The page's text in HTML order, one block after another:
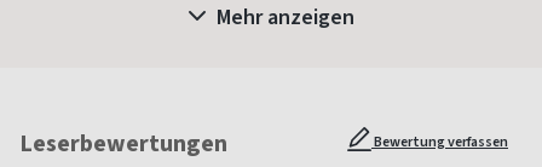
Mehr anzeigen
Leserbewertungen Bewertung verfassen